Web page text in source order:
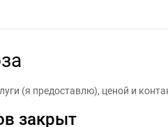
(я предоставлю), ценой и
закрыт